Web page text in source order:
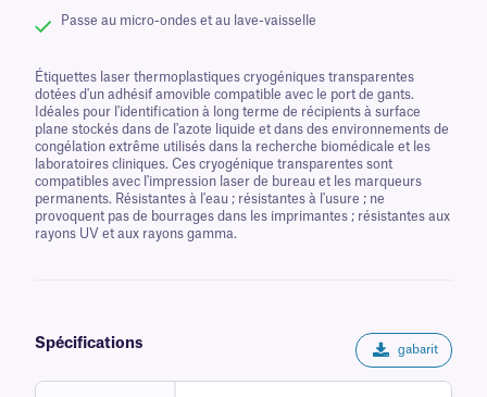
Passe au micro-ondes et au lave-vaisselle
Étiquettes laser thermoplastiques cryogéniques transparentes
dotées d'un adhésif amovible compatible avec le port de gants.
Idéales pour l'identification à long terme de récipients à surface
plane stockés dans de l'azote liquide et dans des environnements de
congélation extrême utilisés dans la recherche biomédicale et les
laboratoires cliniques. Ces cryogénique transparentes sont
compatibles avec l'impression laser de bureau et les marqueurs
permanents. Résistantes à l'eau ; résistantes à l'usure ; ne
provoquent pas de bourrages dans les imprimantes ; résistantes aux
rayons UV et aux rayons gamma.
Spécifications gabarit